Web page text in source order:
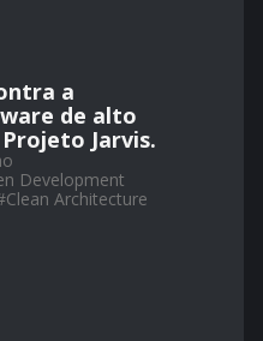
a
de alto
Jarvis.
Development
Clean Architecture